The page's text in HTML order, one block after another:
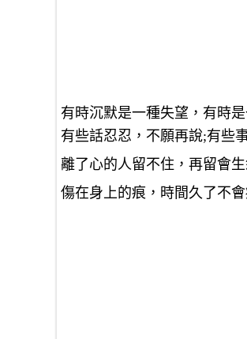
有時沉默是一種失望，有時是
有些話忍忍，不願再說;有些
離了心的人留不住，再留會
傷在身上的痕，時間久了不